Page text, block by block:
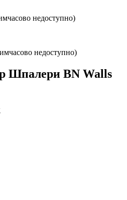
недоступно)
недоступно)
Шпалери BN Walls